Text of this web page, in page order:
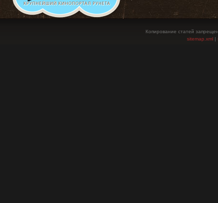
Копирование статей
sitemap.xml |